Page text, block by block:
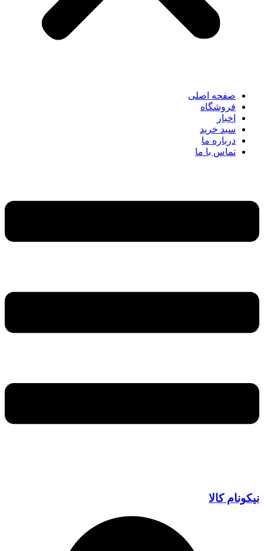
صفحه اصلی
فروشگاه
اخبار
سبد خرید
درباره ما
تماس با ما
نیکونام کالا